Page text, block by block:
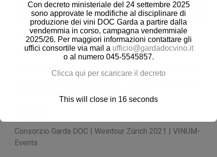
Scopri le interpretazioni di Pinot Grigio Garda Doc dei
nostri produttori!
Vivi una wine experience di qualità con la masterclass
Consorzio Garda DOC | Weintour Zürich 2021 | VINUM-
Events
Con decreto ministeriale del 24 settembre 2025
sono approvate le modifiche al disciplinare di
produzione dei vini DOC Garda a partire dalla
vendemmia in corso, campagna vendemmiale
2025/26. Per maggiori informazioni contattare gli
uffici consortile via mail a ufficio@gardadocvino.it
o al numero 045-5545857.
Clicca qui per scaricare il decreto
This will close in 16 seconds